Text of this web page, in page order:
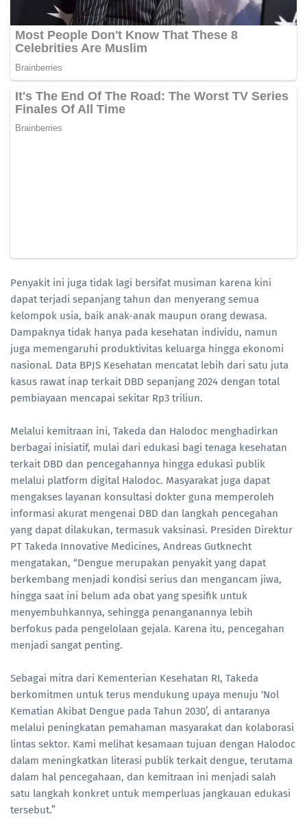
Penyakit ini juga tidak lagi bersifat musiman karena kini
dapat terjadi sepanjang tahun dan menyerang semua
kelompok usia, baik anak-anak maupun orang dewasa.
Dampaknya tidak hanya pada kesehatan individu, namun
juga memengaruhi produktivitas keluarga hingga ekonomi
nasional. Data BPJS Kesehatan mencatat lebih dari satu juta
kasus rawat inap terkait DBD sepanjang 2024 dengan total
pembiayaan mencapai sekitar Rp3 triliun.
Melalui kemitraan ini, Takeda dan Halodoc menghadirkan
berbagai inisiatif, mulai dari edukasi bagi tenaga kesehatan
terkait DBD dan pencegahannya hingga edukasi publik
melalui platform digital Halodoc. Masyarakat juga dapat
mengakses layanan konsultasi dokter guna memperoleh
informasi akurat mengenai DBD dan langkah pencegahan
yang dapat dilakukan, termasuk vaksinasi. Presiden Direktur
PT Takeda Innovative Medicines, Andreas Gutknecht
mengatakan, “Dengue merupakan penyakit yang dapat
berkembang menjadi kondisi serius dan mengancam jiwa,
hingga saat ini belum ada obat yang spesifik untuk
menyembuhkannya, sehingga penanganannya lebih
berfokus pada pengelolaan gejala. Karena itu, pencegahan
menjadi sangat penting.
Sebagai mitra dari Kementerian Kesehatan RI, Takeda
berkomitmen untuk terus mendukung upaya menuju ‘Nol
Kematian Akibat Dengue pada Tahun 2030’, di antaranya
melalui peningkatan pemahaman masyarakat dan kolaborasi
lintas sektor. Kami melihat kesamaan tujuan dengan Halodoc
dalam meningkatkan literasi publik terkait dengue, terutama
dalam hal pencegahaan, dan kemitraan ini menjadi salah
satu langkah konkret untuk memperluas jangkauan edukasi
tersebut.”